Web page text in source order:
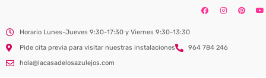
Horario Lunes-Jueves 9:30-17:30 y Viernes 9:30-13:30
Pide cita previa para visitar nuestras instalaciones
964 784 246
hola@lacasadelosazulejos.com